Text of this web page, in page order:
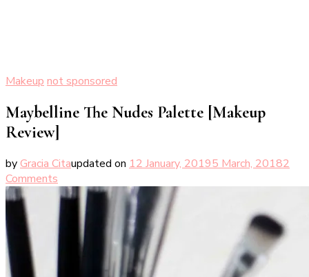
Makeup not sponsored
Maybelline The Nudes Palette [Makeup
Review]
byGracia Citaupdated on 12 January, 20195 March, 20182
Comments
Maybelline
The
Nudes
Palette
[Makeup
Review]